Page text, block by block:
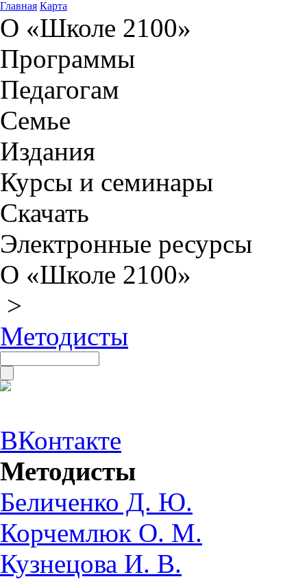
Главная Карта
О «Школе 2100»
Программы
Педагогам
Семье
Издания
Курсы и семинары
Скачать
Электронные ресурсы
О «Школе 2100»
>
Методисты
ВКонтакте
Методисты
Беличенко Д. Ю.
Корчемлюк О. М.
Кузнецова И. В.